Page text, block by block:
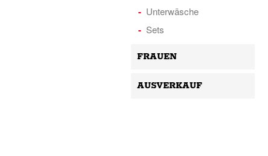
Unterwäsche
Sets
FRAUEN
AUSVERKAUF